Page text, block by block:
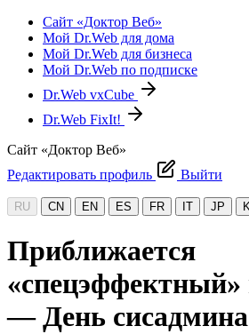
Сайт «Доктор Веб»
Мой Dr.Web для дома
Мой Dr.Web для бизнеса
Мой Dr.Web по подписке
Dr.Web vxCube
Dr.Web FixIt!
Сайт «Доктор Веб»
Редактировать профиль
Выйти
RU CN EN ES FR IT JP
Приближается
«спецэффектный»
— День